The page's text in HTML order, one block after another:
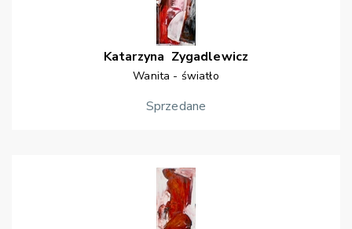
Katarzyna Zygadlewicz
Wanita - światło
Sprzedane